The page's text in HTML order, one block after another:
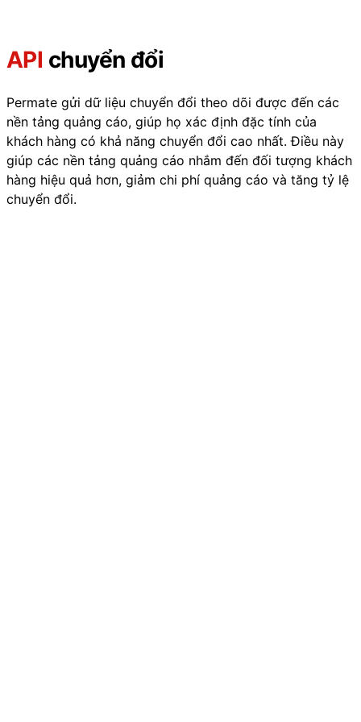
API chuyển đổi
Permate gửi dữ liệu chuyển đổi theo dõi được đến các
nền tảng quảng cáo, giúp họ xác định đặc tính của
khách hàng có khả năng chuyển đổi cao nhất. Điều này
giúp các nền tảng quảng cáo nhắm đến đối tượng khách
hàng hiệu quả hơn, giảm chi phí quảng cáo và tăng tỷ lệ
chuyển đổi.